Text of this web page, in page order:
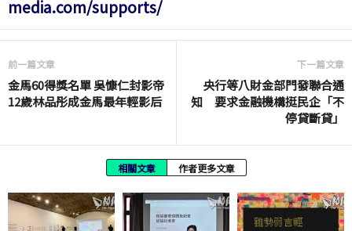
media.com/supports/
前一篇文章
金馬60得獎名單 吳慷仁封影帝
12歲林品彤成金馬最年輕影后
下一篇文章
央行等八財金部門發聯合通
知 要求金融機構挺民企「不
停貸斷貸」
相關文章 作者更多文章